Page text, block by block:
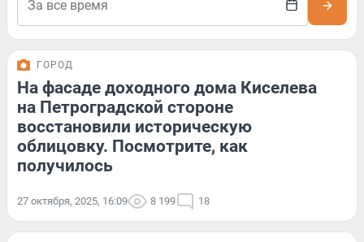
ГОРОД
На фасаде доходного дома Киселева
на Петроградской стороне
восстановили историческую
облицовку. Посмотрите, как
получилось
27 октября, 2025, 16:09 8 199 18